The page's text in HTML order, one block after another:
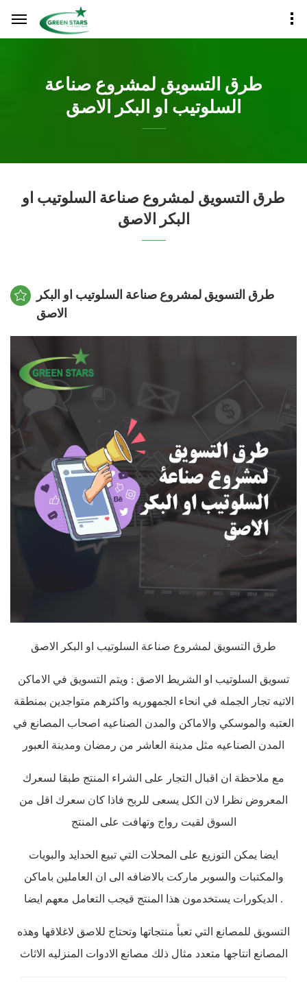
طرق التسويق لمشروع صناعة
السلوتيب او البكر الاصق
طرق التسويق لمشروع صناعة السلوتيب او
البكر الاصق
طرق التسويق لمشروع صناعة السلوتيب او البكر
الاصق
طرق التسويق لمشروع صناعة السلوتيب او البكر الاصق
تسويق السلوتيب او الشريط الاصق : ويتم التسويق في الاماكن
الاتيه تجار الجمله في انحاء الجمهوريه واكثرهم متواجدين بمنطقة
العتبه والموسكي والاماكن والمدن الصناعيه اصحاب المصانع في
المدن الصناعيه مثل مدينة العاشر من رمضان ومدينة العبور
مع ملاحظة ان اقبال التجار على الشراء المنتج طبقا لسعرك
المعروض نظرا لان الكل يسعى للربح فاذا كان سعرك اقل من
السوق لقيت رواج وتهافت على المنتج
ايضا يمكن التوزيع على المحلات التي تبيع الحدايد والبويات
والمكتبات والسوبر ماركت بالاضافه الى ان العاملين باماكن
الديكورات يستخدمون هذا المنتج قيجب التعامل معهم ايضا
.
التسويق للمصانع التي تعبأ منتجاتها وتحتاج للاصق لاغلاقها وهذه
المصانع انتاجها متعدد مثال ذلك مصانع الادوات المنزليه الاثاث